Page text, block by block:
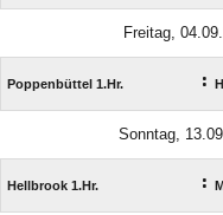
Freitag,
Poppenbüttel 1.Hr. :
Sonntag,
Hellbrook 1.Hr. :